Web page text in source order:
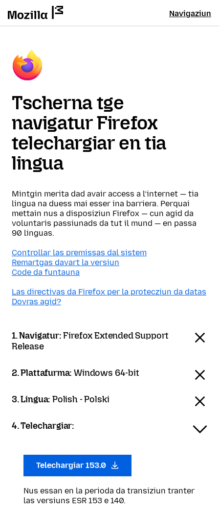
Navigaziun
Tscherna tge
navigatur Firefox
telechargiar en tia
lingua
Mintgin merita dad avair access a l’internet — tia
lingua na duess mai esser ina barriera. Perquai
mettain nus a disposiziun Firefox — cun agid da
voluntaris passiunads da tut il mund — en passa
90 linguas.
Controllar las premissas dal sistem
Remartgas davart la versiun
Code da funtauna
Las directivas da Firefox per la protecziun da datas
Dovras agid?
1. Navigatur:Firefox Extended Support
Release
2. Plattafurma:Windows 64-bit
3. Lingua:Polish - Polski
4. Telechargiar:
Telechargiar 153.0
Nus essan en la perioda da transiziun tranter
las versiuns ESR 153 e 140.